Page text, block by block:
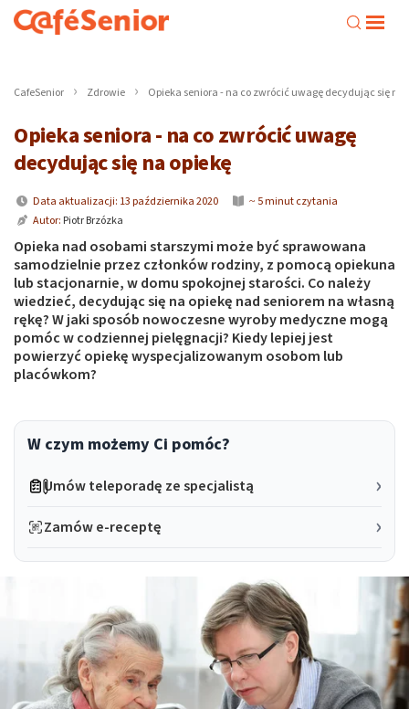
CafeSenior Zdrowie Opieka seniora - na co zwrócić uwagę decydując się na
Opieka seniora - na co zwrócić uwagę
decydując się na opiekę
Data aktualizacji: 13 października 2020
~ 5 minut czytania
Autor: Piotr Brzózka
Opieka nad osobami starszymi może być sprawowana
samodzielnie przez członków rodziny, z pomocą opiekuna
lub stacjonarnie, w domu spokojnej starości. Co należy
wiedzieć, decydując się na opiekę nad seniorem na własną
rękę? W jaki sposób nowoczesne wyroby medyczne mogą
pomóc w codziennej pielęgnacji? Kiedy lepiej jest
powierzyć opiekę wyspecjalizowanym osobom lub
placówkom?
W czym możemy Ci pomóc?
Umów teleporadę ze specjalistą
Zamów e-receptę